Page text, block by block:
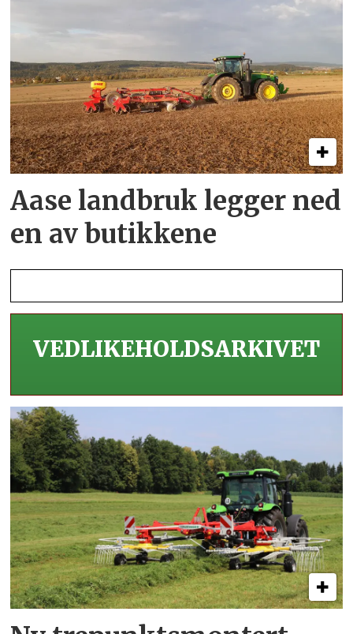
Aase landbruk legger ned
en av butikkene
VEDLIKEHOLDS­ARKIVET